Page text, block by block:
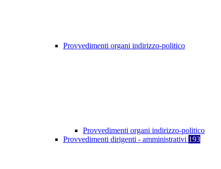
Provvedimenti organi indirizzo-politico
Provvedimenti organi indirizzo-politico
Provvedimenti dirigenti - amministrativi 193